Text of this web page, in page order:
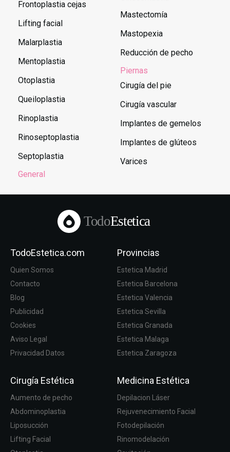
Frontoplastia cejas
Lifting facial
Malarplastia
Mentoplastia
Otoplastia
Queiloplastia
Rinoplastia
Rinoseptoplastia
Septoplastia
General
Mastectomía
Mastopexia
Reducción de pecho
Piernas
Cirugía del pie
Cirugía vascular
Implantes de gemelos
Implantes de glúteos
Varices
TodoEstetica
TodoEstetica.com
Quien Somos
Contacto
Blog
Publicidad
Cookies
Aviso Legal
Privacidad Datos
Provincias
Estetica Madrid
Estetica Barcelona
Estetica Valencia
Estetica Sevilla
Estetica Granada
Estetica Malaga
Estetica Zaragoza
Cirugía Estética
Aumento de pecho
Abdominoplastia
Liposucción
Lifting Facial
Medicina Estética
Depilacion Láser
Rejuvenecimiento Facial
Fotodepilación
Rinomodelación